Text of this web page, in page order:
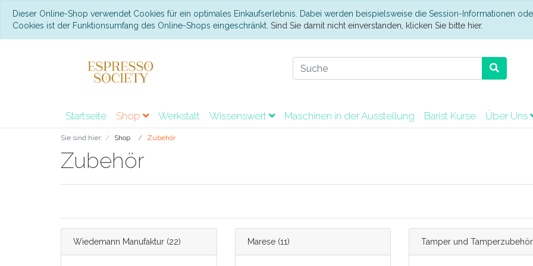
Dieser Online-Shop verwendet Cookies für ein optimales Einkaufserlebnis. Dabei werden beispielsweise die Session-Informationen
Cookies ist der Funktionsumfang des Online-Shops eingeschränkt. Sind Sie damit nicht einverstanden, klicken Sie bitte hier.
Startseite Shop Werkstatt Wissenswert Maschinen in der Ausstellung Barist Kurse Über Uns
Sie sind hier: Shop Zubehör
Zubehör
Wiedemann Manufaktur (22) Marese(11) Tamper und Tamperzubehör